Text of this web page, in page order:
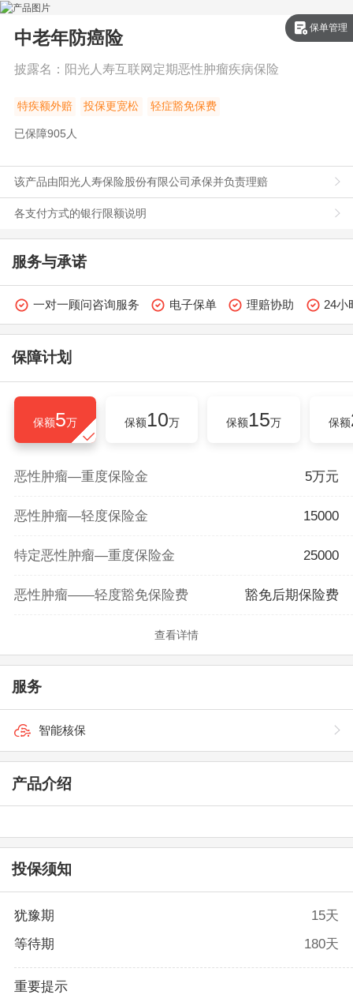
中老年防癌险
披露名： 阳光人寿互联网定期恶性肿瘤疾病保险
特疾额外赔 投保更宽松 轻症豁免保费
已保障905 人
该产品由阳光人寿保险股份有限公司承保并负责理赔
各支付方式的银行限额说明
保单管理
服务与承诺
一对一顾问咨询服务 电子保单 理赔协助 24小
保障计划
保额5万 保额10万 保额15万 保额
恶性肿瘤—重度保险金 5万元
恶性肿瘤—轻度保险金 15000
特定恶性肿瘤—重度保险金 25000
恶性肿瘤——轻度豁免保险费 豁免后期保险费
查看详情
服务
智能核保
产品介绍
投保须知
犹豫期
15天
等待期
180天
重要提示